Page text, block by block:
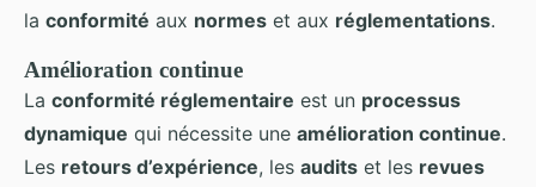
la conformité aux normes et aux réglementations.
Amélioration continue
La conformité réglementaire est un processus
dynamique qui nécessite une amélioration continue.
Les retours d’expérience, les audits et les revues